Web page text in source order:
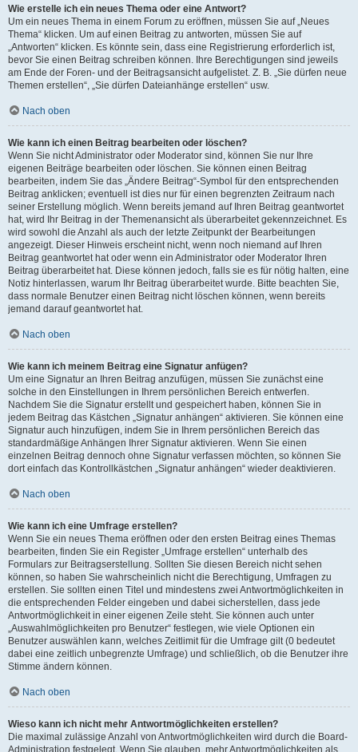
Wie erstelle ich ein neues Thema oder eine Antwort?
Um ein neues Thema in einem Forum zu eröffnen, müssen Sie auf „Neues
Thema“ klicken. Um auf einen Beitrag zu antworten, müssen Sie auf
„Antworten“ klicken. Es könnte sein, dass eine Registrierung erforderlich ist,
bevor Sie einen Beitrag schreiben können. Ihre Berechtigungen sind jeweils
am Ende der Foren- und der Beitragsansicht aufgelistet. Z. B. „Sie dürfen neue
Themen erstellen“, „Sie dürfen Dateianhänge erstellen“ usw.
Nach oben
Wie kann ich einen Beitrag bearbeiten oder löschen?
Wenn Sie nicht Administrator oder Moderator sind, können Sie nur Ihre
eigenen Beiträge bearbeiten oder löschen. Sie können einen Beitrag
bearbeiten, indem Sie das „Ändere Beitrag“-Symbol für den entsprechenden
Beitrag anklicken; eventuell ist dies nur für einen begrenzten Zeitraum nach
seiner Erstellung möglich. Wenn bereits jemand auf Ihren Beitrag geantwortet
hat, wird Ihr Beitrag in der Themenansicht als überarbeitet gekennzeichnet. Es
wird sowohl die Anzahl als auch der letzte Zeitpunkt der Bearbeitungen
angezeigt. Dieser Hinweis erscheint nicht, wenn noch niemand auf Ihren
Beitrag geantwortet hat oder wenn ein Administrator oder Moderator Ihren
Beitrag überarbeitet hat. Diese können jedoch, falls sie es für nötig halten, eine
Notiz hinterlassen, warum Ihr Beitrag überarbeitet wurde. Bitte beachten Sie,
dass normale Benutzer einen Beitrag nicht löschen können, wenn bereits
jemand darauf geantwortet hat.
Nach oben
Wie kann ich meinem Beitrag eine Signatur anfügen?
Um eine Signatur an Ihren Beitrag anzufügen, müssen Sie zunächst eine
solche in den Einstellungen in Ihrem persönlichen Bereich entwerfen.
Nachdem Sie die Signatur erstellt und gespeichert haben, können Sie in
jedem Beitrag das Kästchen „Signatur anhängen“ aktivieren. Sie können eine
Signatur auch hinzufügen, indem Sie in Ihrem persönlichen Bereich das
standardmäßige Anhängen Ihrer Signatur aktivieren. Wenn Sie einen
einzelnen Beitrag dennoch ohne Signatur verfassen möchten, so können Sie
dort einfach das Kontrollkästchen „Signatur anhängen“ wieder deaktivieren.
Nach oben
Wie kann ich eine Umfrage erstellen?
Wenn Sie ein neues Thema eröffnen oder den ersten Beitrag eines Themas
bearbeiten, finden Sie ein Register „Umfrage erstellen“ unterhalb des
Formulars zur Beitragserstellung. Sollten Sie diesen Bereich nicht sehen
können, so haben Sie wahrscheinlich nicht die Berechtigung, Umfragen zu
erstellen. Sie sollten einen Titel und mindestens zwei Antwortmöglichkeiten in
die entsprechenden Felder eingeben und dabei sicherstellen, dass jede
Antwortmöglichkeit in einer eigenen Zeile steht. Sie können auch unter
„Auswahlmöglichkeiten pro Benutzer“ festlegen, wie viele Optionen ein
Benutzer auswählen kann, welches Zeitlimit für die Umfrage gilt (0 bedeutet
dabei eine zeitlich unbegrenzte Umfrage) und schließlich, ob die Benutzer ihre
Stimme ändern können.
Nach oben
Wieso kann ich nicht mehr Antwortmöglichkeiten erstellen?
Die maximal zulässige Anzahl von Antwortmöglichkeiten wird durch die Board-
Administration festgelegt. Wenn Sie glauben, mehr Antwortmöglichkeiten als